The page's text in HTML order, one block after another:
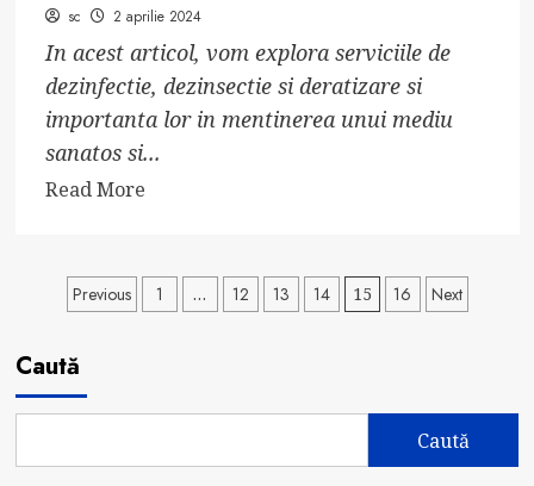
sc 2 aprilie 2024
In acest articol, vom explora serviciile de
dezinfectie, dezinsectie si deratizare si
importanta lor in mentinerea unui mediu
sanatos si...
Read MoreRead
Servicii
de
Paginație
articole
Previous 1 … 12 13 14 15 16 Next
Caută
Caută